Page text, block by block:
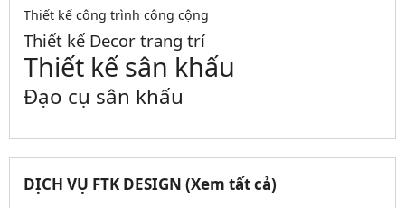
Thiết kế công trình công cộng
Thiết kế Decor trang trí
Thiết kế sân khấu
Đạo cụ sân khấu
DỊCH VỤ FTK DESIGN (Xem tất cả)